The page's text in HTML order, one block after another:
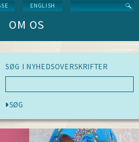
ENGLISH
OM OS
SØG I NYHEDSOVERSKRIFTER